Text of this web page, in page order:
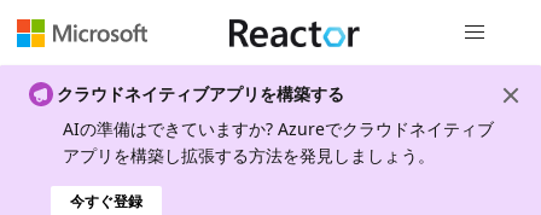
クラウドネイティブアプリを構築する
AIの準備はできていますか? Azureでクラウドネイティブ
アプリを構築し拡張する方法を発見しましょう。
今すぐ登録